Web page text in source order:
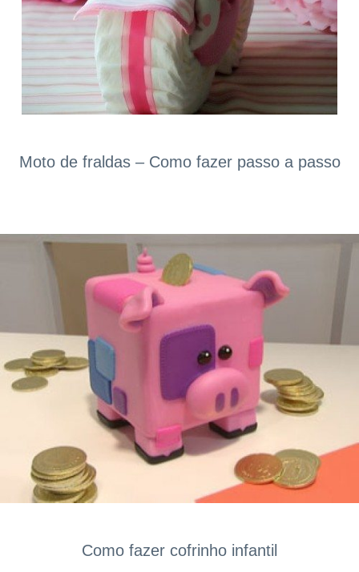
Moto de fraldas – Como fazer passo a passo
Como fazer cofrinho infantil